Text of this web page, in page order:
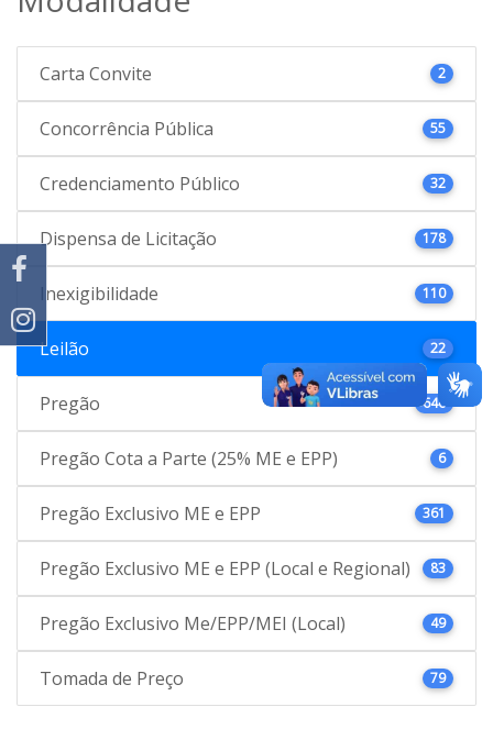
Carta Convite 2
Concorrência Pública 55
Credenciamento Público 32
Dispensa de Licitação 178
Inexigibilidade 110
Leilão 22
Pregão 646
Pregão Cota a Parte (25% ME e EPP) 6
Pregão Exclusivo ME e EPP 361
Pregão Exclusivo ME e EPP (Local e Regional) 83
Pregão Exclusivo Me/EPP/MEI (Local) 49
Tomada de Preço 79